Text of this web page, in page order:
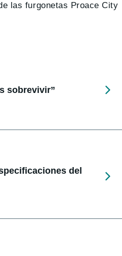
las furgonetas Proace City
sobrevivir”
del